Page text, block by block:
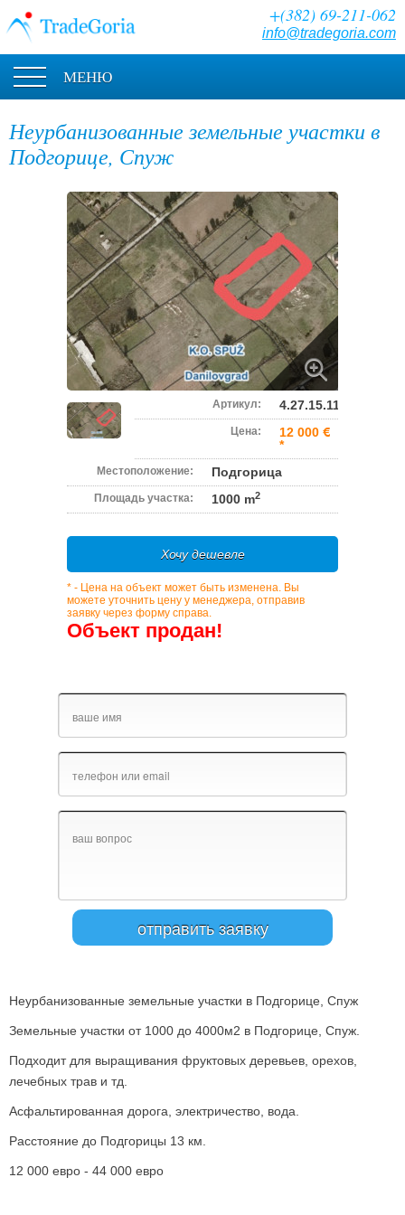
+(382) 69-211-062
info@tradegoria.com
МЕНЮ
Неурбанизованные земельные участки в
Подгорице, Спуж
Артикул: 4.27.15.11888
Цена:
12 000
*
Местоположение: Подгорица
Площадь участка: 1000 m2
Хочу дешевле
* - Цена на объект может быть изменена. Вы
можете уточнить цену у менеджера, отправив
заявку через форму справа.
Объект продан!
Неурбанизованные земельные участки в Подгорице, Спуж
Земельные участки от 1000 до 4000м2 в Подгорице, Спуж.
Подходит для выращивания фруктовых деревьев, орехов,
лечебных трав и тд.
Асфальтированная дорога, электричество, вода.
Расстояние до Подгорицы 13 км.
12 000 евро - 44 000 евро